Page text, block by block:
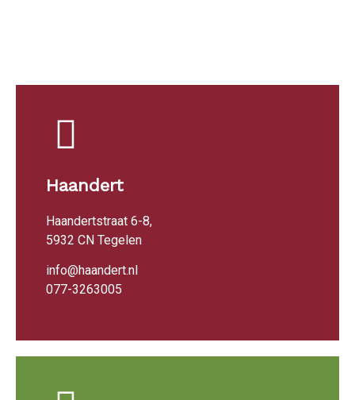
Haandert
Haandertstraat 6-8,
5932 CN Tegelen
info@haandert.nl
077-3263005